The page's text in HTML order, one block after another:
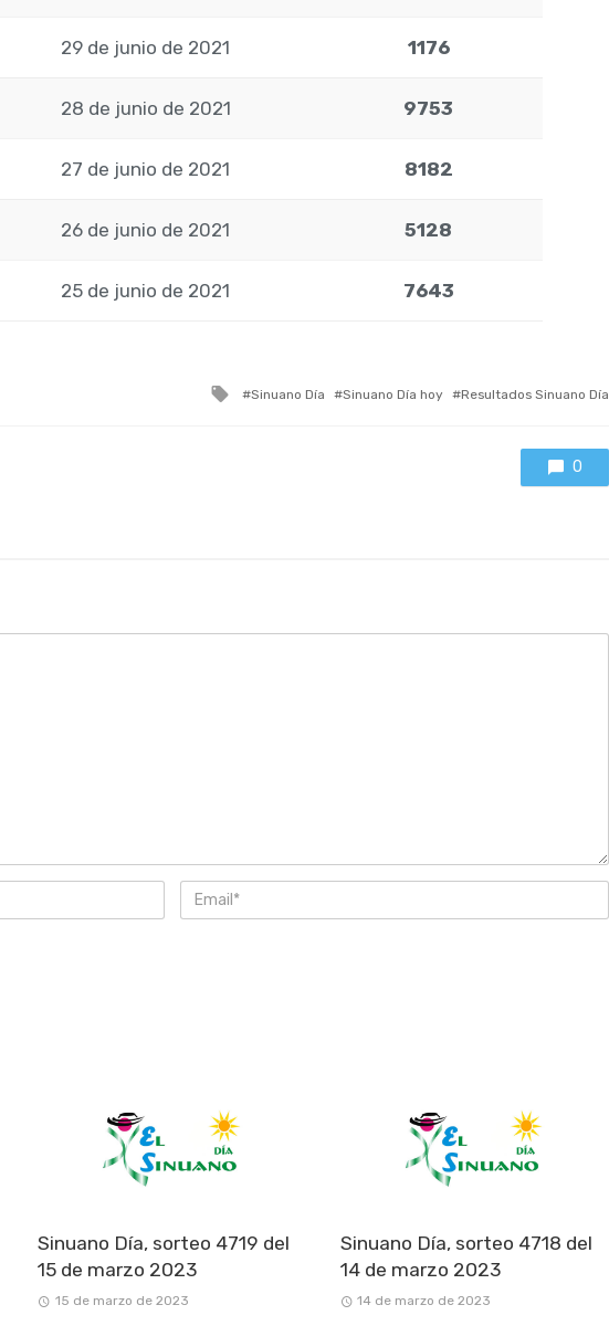
29 de junio de 2021 1176
28 de junio de 2021 9753
27 de junio de 2021 8182
26 de junio de 2021 5128
25 de junio de 2021 7643
Tagged
Sinuano Día Sinuano Día hoy Resultados Sinuano Día
0
Sinuano Día, sorteo 4719 del
15 de marzo 2023
15 de marzo de 2023
Sinuano Día, sorteo 4718 del
14 de marzo 2023
14 de marzo de 2023